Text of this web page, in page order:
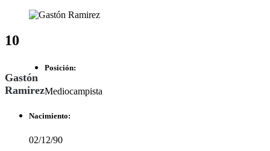
10
Gastón
Ramirez
Posición:
Mediocampista
Nacimiento:
02/12/90